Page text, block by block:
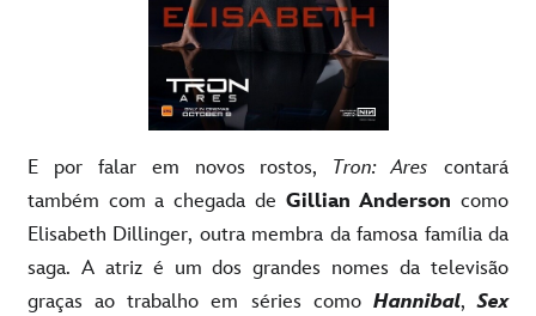
E por falar em novos rostos, Tron: Ares contará
também com a chegada de Gillian Anderson como
Elisabeth Dillinger, outra membra da famosa família da
saga. A atriz é um dos grandes nomes da televisão
graças ao trabalho em séries como Hannibal,Sex